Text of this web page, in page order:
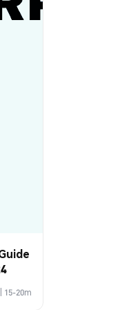
15-20m